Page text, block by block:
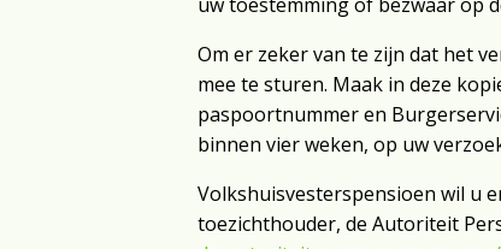
Om er zeker van te zijn dat het
mee te sturen. Maak in deze
paspoortnummer en
binnen vier weken, op uw
Volkshuisvesterspensioen wil u
toezichthouder, de Autoriteit